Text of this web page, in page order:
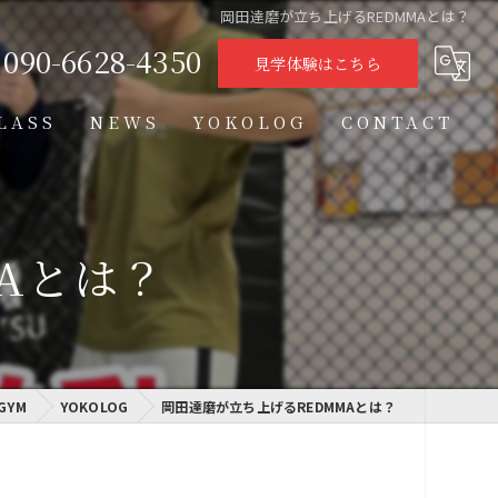
岡田達磨が立ち上げるREDMMAとは？
090-6628-4350 見学体験はこちら
イムテーブル
闘技クラス
習クラス
制高校学習センター
NEWS YOKOLOG CONTACT
は？
YOKOLOG 岡田達磨が立ち上げるREDMMAとは？